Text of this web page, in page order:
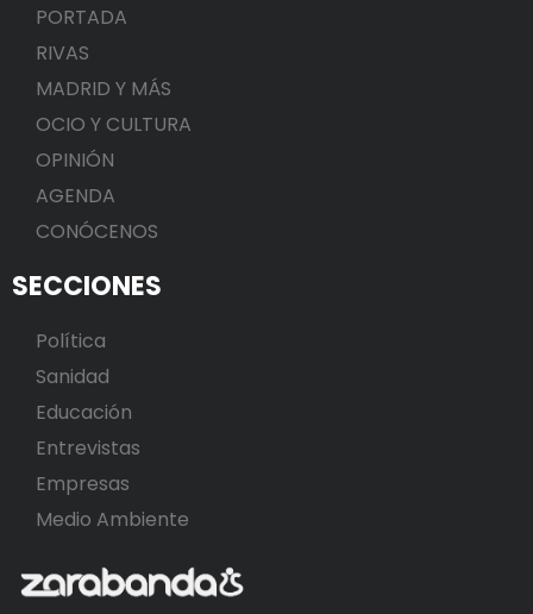
PORTADA
RIVAS
MADRID Y MÁS
OCIO Y CULTURA
OPINIÓN
AGENDA
CONÓCENOS
SECCIONES
Política
Sanidad
Educación
Entrevistas
Empresas
Medio Ambiente